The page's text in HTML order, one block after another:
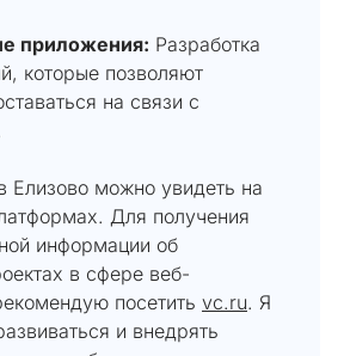
приложения: Разработка
которые позволяют
на связи с
Елизово можно увидеть на
Для получения
информации об
в сфере веб-
посетить vc.ru. Я
и внедрять